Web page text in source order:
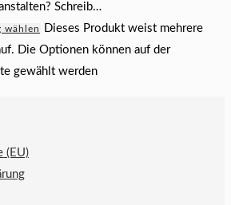
Schreib…
wählen
Dieses Produkt weist mehrere
Die Optionen können auf der
gewählt werden
(EU)